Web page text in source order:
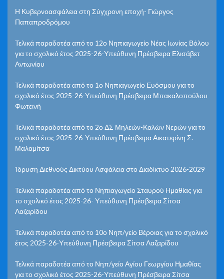
Η Κυβερνοασφάλεια στη Σύγχρονη εποχή- Γιώργος
Παπαπροδρόμου
Τελικά παραδοτέα από το 12ο Νηπιαγωγείο Νέας Ιωνίας Βόλου
για το σχολικό έτος 2025-26-Υπεύθυνη Πρέσβειρα Ελισάβετ
Αντωνίου
Τελικά παραδοτέα από το 1ο Νηπιαγωγείο Ευόσμου για το
σχολικό έτος 2025-26-Υπεύθυνη Πρέσβειρα Μπακαλοπούλου
Φωτεινή
Τελικά παραδοτέα από το 2ο ΔΣ Μηλεών-Καλών Νερών για το
σχολικό έτος 2025-26-Υπεύθυνη Πρέσβειρα Αικατερίνη Σ.
Μαλαμίτσα
Ίδρυση Διεθνούς Δικτύου Ασφάλεια στο Διαδίκτυο 2026-2029
Τελικά παραδοτέα από το Νηπιαγωγείο Σταυρού Ημαθίας για
το σχολικό έτος 2025-26- Υπεύθυνη Πρέσβειρα Σίτσα
Λαζαρίδου
Τελικά παραδοτέα από το 10ο Νηπ/γείο Βέροιας για το σχολικό
έτος 2025-26-Υπεύθυνη Πρέσβειρα Σίτσα Λαζαρίδου
Τελικά παραδοτέα από το Νηπ/γείο Αγίου Γεωργίου Ημαθίας
για το σχολικό έτος 2025-26-Υπεύθυνη Πρέσβειρα Σίτσα